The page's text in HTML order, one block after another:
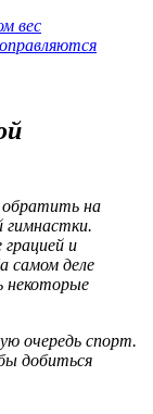
вес
обратить на
и
самом деле
некоторые
очередь спорт.
добиться